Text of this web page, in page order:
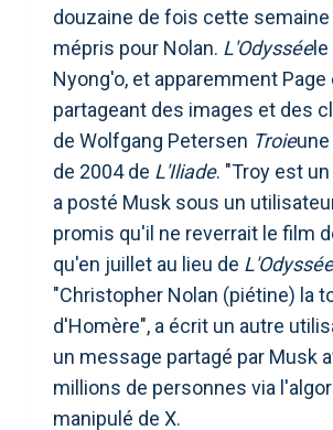
douzaine de fois cette
mépris pour Nolan. L'Odysséele
Nyong'o, et apparemment Page
partageant des images et des
de Wolfgang Petersen Troie
de 2004 de L'Iliade. "Troy est
a posté Musk sous un
promis qu'il ne reverrait le film
qu'en juillet au lieu de L'Odyssée
"Christopher Nolan (piétine) la
d'Homère", a écrit un autre
un message partagé par Musk
millions de personnes via
manipulé de X.